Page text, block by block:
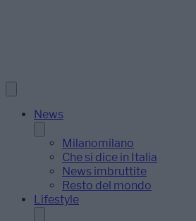
News
Milanomilano
Che si dice in Italia
News imbruttite
Resto del mondo
Lifestyle